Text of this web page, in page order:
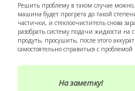
Решить проблему в таком случае
машина будет прогрета до такой
частички, и стеклоочиститель снова
разобрать систему подачи жидкости на
продуть, просушить, после этого
самостоятельно справиться с проблемой
На заметку!